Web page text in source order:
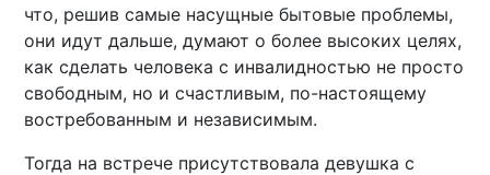
что, решив самые насущные бытовые проблемы,
они идут дальше, думают о более высоких целях,
как сделать человека с инвалидностью не просто
свободным, но и счастливым, по-настоящему
востребованным и независимым.
Тогда на встрече присутствовала девушка с